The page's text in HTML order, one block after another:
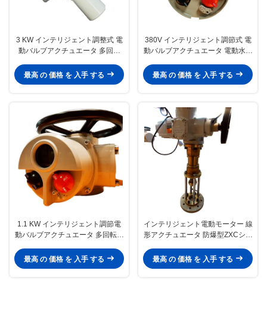
3 KW インテリジェント調整式 電
動バルブアクチュエータ 多回転
最高 の 価格 を 入手 する
380V インテリジェント調節式 電
動バルブアクチュエータ 電動水力
最高 の 価格 を 入手 する
1.1 KW インテリジェント調節電
動バルブアクチュエータ 多回転ア
最高 の 価格 を 入手 する
インテリジェント電動モーター 線
形アクチュエータ 防爆型ZXCシリ
最高 の 価格 を 入手 する